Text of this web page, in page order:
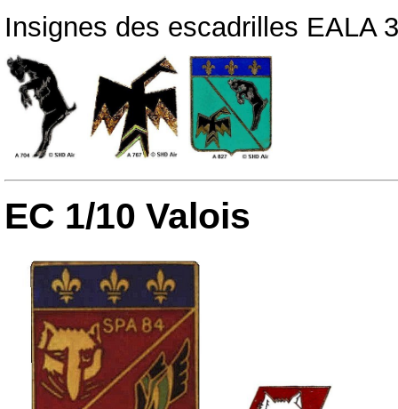
Insignes des escadrilles EALA
EC 1/10 Valois